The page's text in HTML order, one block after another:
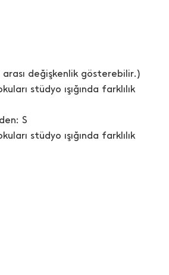
değişkenlik gösterebilir.)
stüdyo ışığında farklılık
S
stüdyo ışığında farklılık